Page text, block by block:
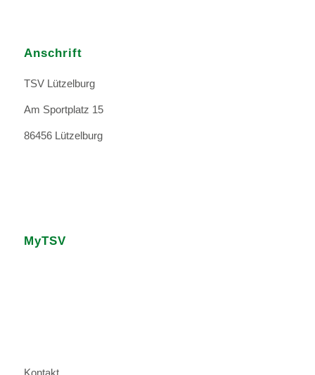
Anschrift
TSV Lützelburg
Am Sportplatz 15
86456 Lützelburg
MyTSV
Kontakt